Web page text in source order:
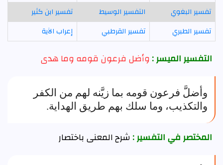
تفسير البغوي
التفسير الوسيط
تفسير ابن كثير
تفسير الطبري
تفسير القرطبي إعراب الآية
التفسير الميسر : وأضل فرعون قومه وما هدى
وأضلَّ فرعون قومه بما زيَّنه لهم من الكفر
والتكذيب، وما سلك بهم طريق الهداية.
المختصر في التفسير :شرح المعنى باختصار